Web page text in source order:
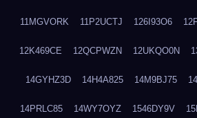
11MGVORK 11P2UCTJ 126I93O6
12K469CE 12QCPWZN 12UKQO0N
14GYHZ3D 14H4A825 14M9BJ75
14PRLC85 14WY7OYZ 1546DY9V